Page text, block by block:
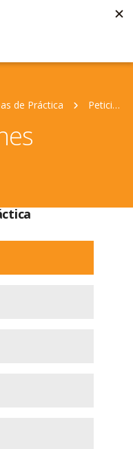
de Práctica Peticiones